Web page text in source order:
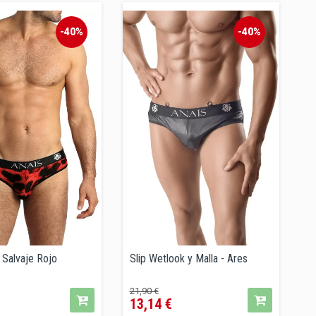
-40%
Rojo
-40%
Slip Wetlook y Malla - Ares
Precio
regular
21,90 €Precio
13,14 €